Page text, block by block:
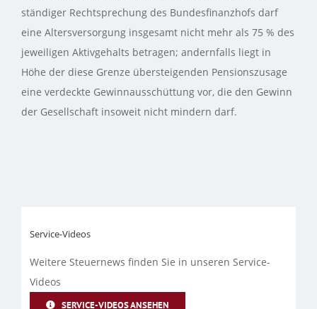
ständiger Rechtsprechung des Bundesfinanzhofs darf
eine Altersversorgung insgesamt nicht mehr als 75 % des
jeweiligen Aktivgehalts betragen; andernfalls liegt in
Höhe der diese Grenze übersteigenden Pensionszusage
eine verdeckte Gewinnausschüttung vor, die den Gewinn
der Gesellschaft insoweit nicht mindern darf.
Service-Videos
Weitere Steuernews finden Sie in unseren Service-
Videos
SERVICE-VIDEOS ANSEHEN